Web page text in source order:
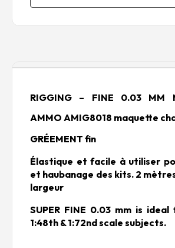
RIGGING – FINE 0.03 MM
AMMO AMIG8018 maquette
GRÉEMENT fin
Élastique et facile à utiliser
et haubanage des kits. 2
largeur
SUPER FINE 0.03 mm is
1:48th & 1:72nd scale subjects.